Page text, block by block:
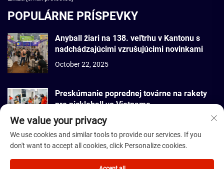
POPULÁRNE PRÍSPEVKY
Anyball žiari na 138. veľtrhu v Kantonu s
nadchádzajúcimi vzrušujúcimi novinkami
October 22, 2025
Preskúmanie poprednej továrne na rakety
pre pickleball vo Vietname
September 22, 2025
Autorské práva © 2026 Dmantis Sports Goods Co., Ltd. Peking Všetky
práva vyhradené. - Zásady ochrany súkromia
We value your privacy
We use cookies and similar tools to provide our services. If you
don't want to accept all cookies, click Personalize cookies.